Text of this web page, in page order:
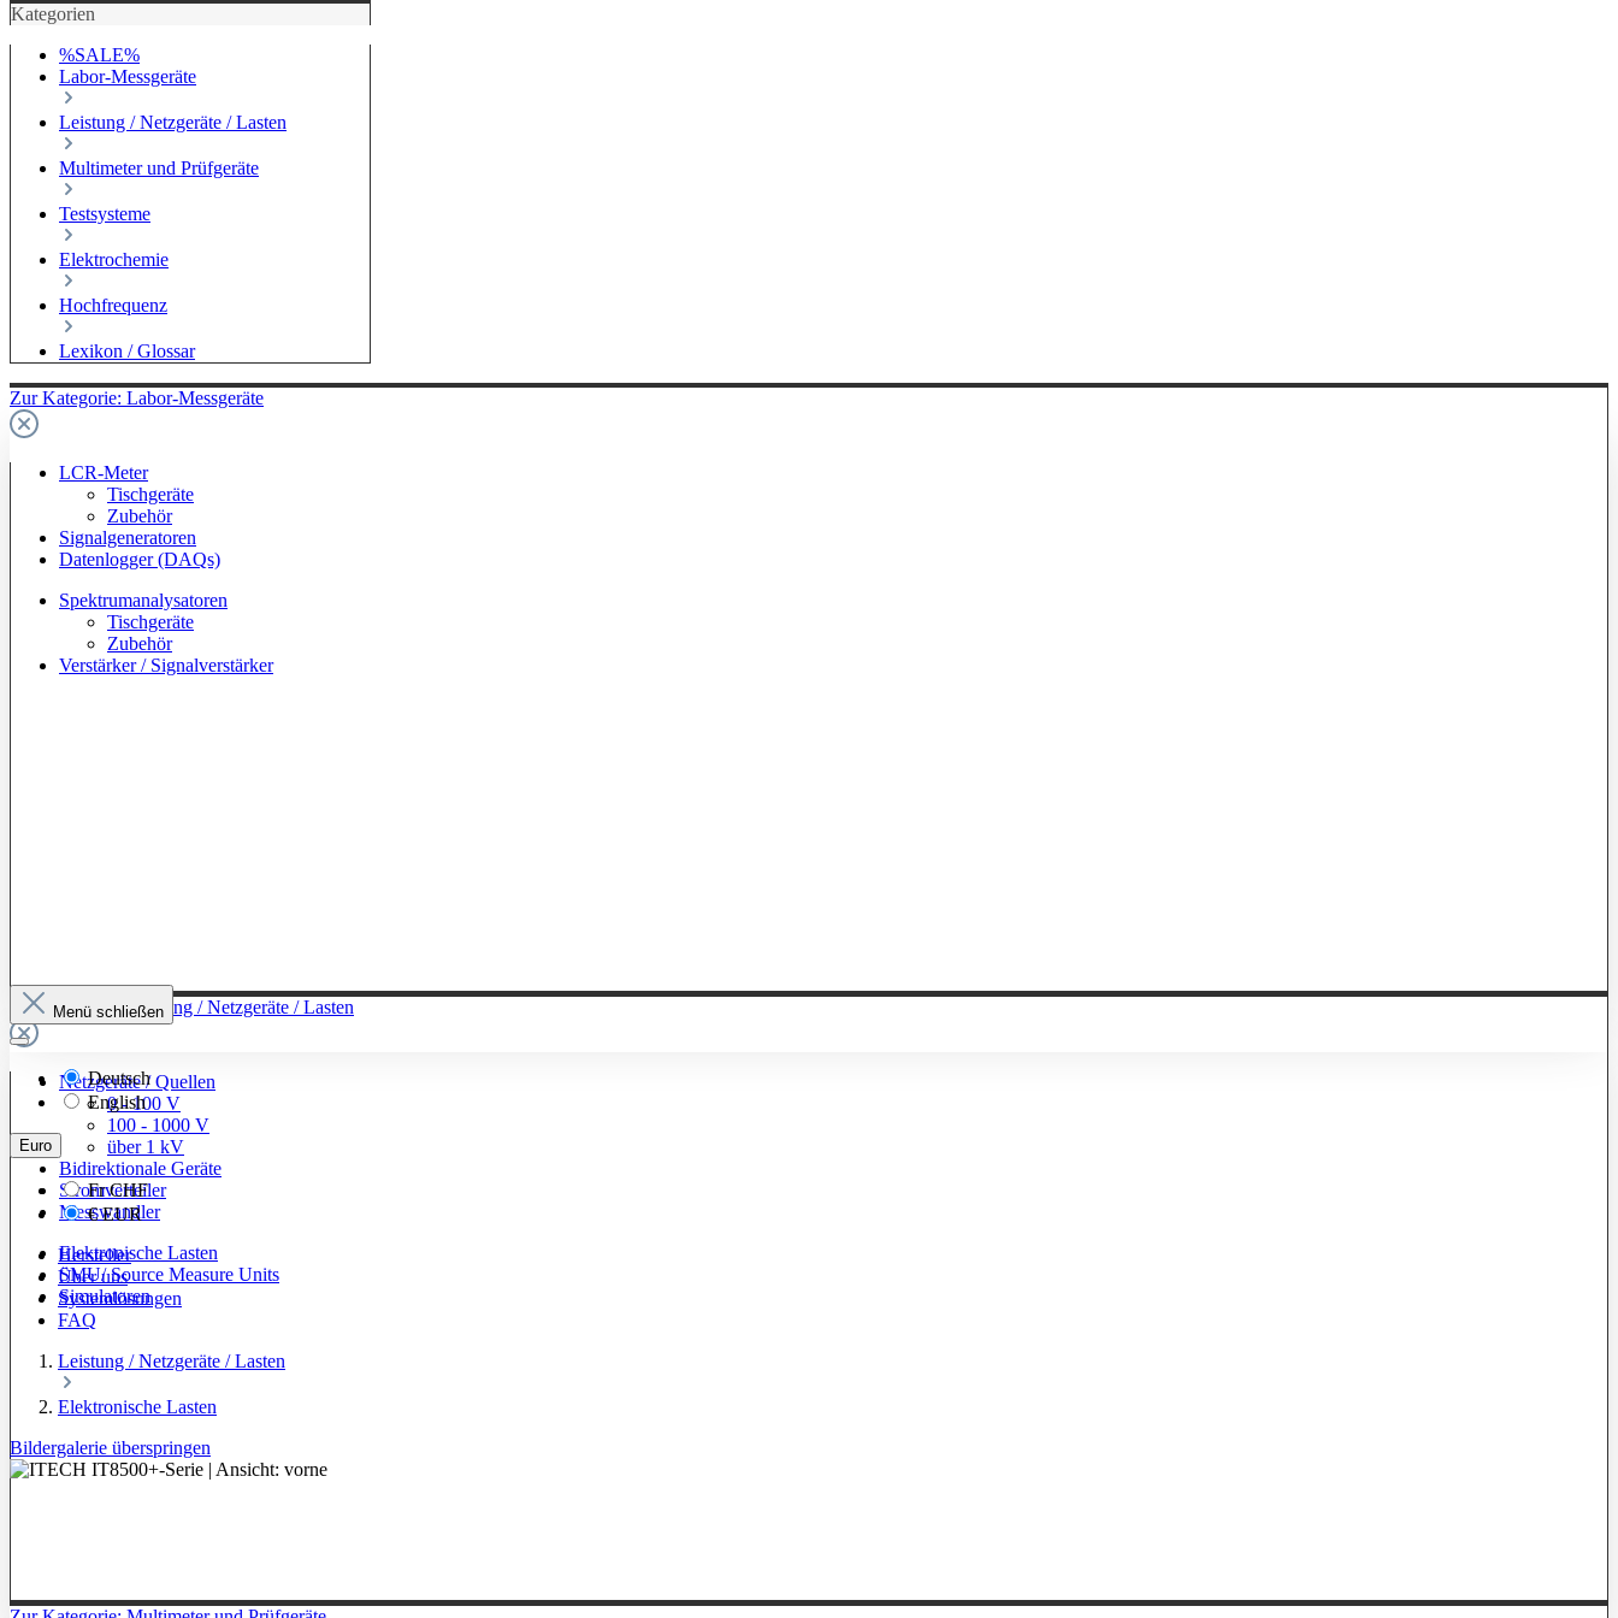
Kategorien
%SALE%
Labor-Messgeräte
Leistung / Netzgeräte / Lasten
Multimeter und Prüfgeräte
Testsysteme
Elektrochemie
Hochfrequenz
Lexikon / Glossar
Zur Kategorie: Labor-Messgeräte
LCR-Meter
Tischgeräte
Zubehör
Signalgeneratoren
Datenlogger (DAQs)
Spektrumanalysatoren
Tischgeräte
Zubehör
Verstärker / Signalverstärker
Zur Kategorie: Leistung / Netzgeräte / Lasten
Netzgeräte / Quellen
0 - 100 V
100 - 1000 V
über 1 kV
Bidirektionale Geräte
Stromverteiler
Messwandler
Elektronische Lasten
SMU/ Source Measure Units
Simulatoren
Menü schließen
Deutsch
English
Euro
FrCHF
€EUR
Hersteller
Über uns
Systemlösungen
FAQ
Leistung / Netzgeräte / Lasten
Elektronische Lasten
Bildergalerie überspringen